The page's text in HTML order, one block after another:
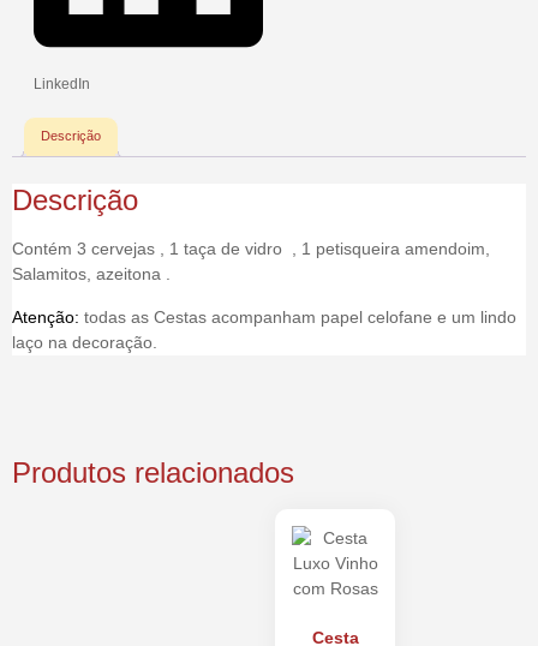
LinkedIn
Descrição
Descrição
Contém 3 cervejas , 1 taça de vidro , 1 petisqueira amendoim,
Salamitos, azeitona .
Atenção: todas as Cestas acompanham papel celofane e um lindo
laço na decoração.
Produtos relacionados
Cesta